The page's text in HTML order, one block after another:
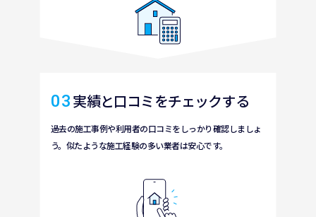
過去の施工事例や利用者の 口コミをしっかり確認しましょ
う。似たような施工経験の多い業者は安心です。
03 実績と口 コミをチェックする